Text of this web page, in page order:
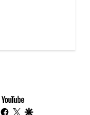
youtube-
footer
instagram
facebook
twitter